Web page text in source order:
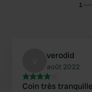
1
verodid
août 2022
Coin très tranquille, au bord du